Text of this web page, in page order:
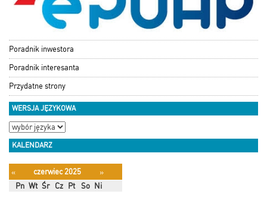
Poradnik inwestora
Poradnik interesanta
Przydatne strony
WERSJA JĘZYKOWA
KALENDARZ
« czerwiec 2025
»
Pn Wt Śr Cz Pt So Ni